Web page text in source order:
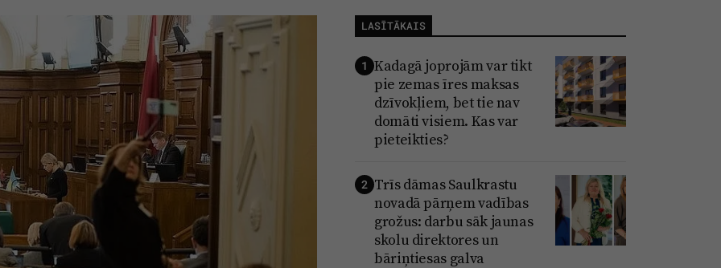
LASĪTĀKAIS
1 Kadagā joprojām var tikt
pie zemas īres maksas
dzīvokļiem, bet tie nav
domāti visiem. Kas var
pieteikties?
2 Trīs dāmas Saulkrastu
novadā pārņem vadības
grožus: darbu sāk jaunas
skolu direktores un
bāriņtiesas galva